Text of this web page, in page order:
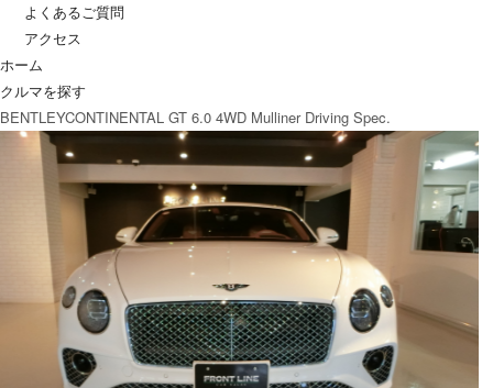
よくあるご質問
アクセス
ホーム
クルマを探す
BENTLEYCONTINENTAL GT 6.0 4WD Mulliner Driving Spec.